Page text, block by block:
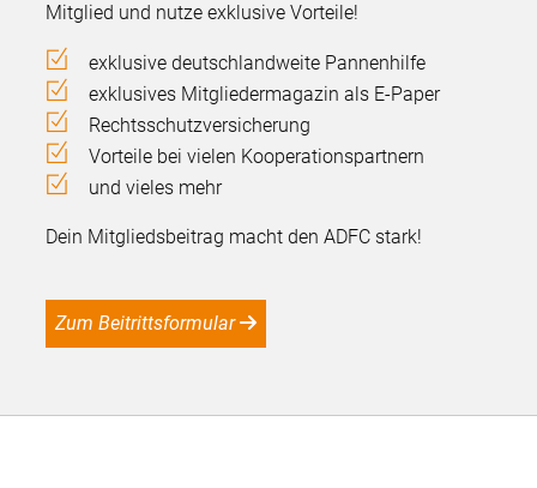
Mitglied und nutze exklusive Vorteile!
exklusive deutschlandweite Pannenhilfe
exklusives Mitgliedermagazin als E-Paper
Rechtsschutzversicherung
Vorteile bei vielen Kooperationspartnern
und vieles mehr
Dein Mitgliedsbeitrag macht den ADFC stark!
Zum Beitrittsformular